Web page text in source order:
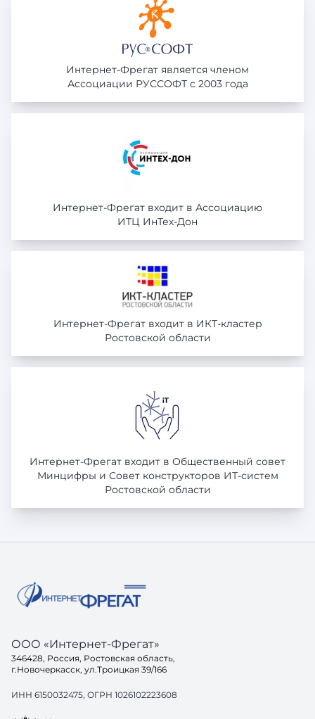
Интернет-Фрегат является членом
Ассоциации РУССОФТ c 2003 года
Интернет-Фрегат входит в Ассоциацию
ИТЦ ИнТех-Дон
Интернет-Фрегат входит в ИКТ-кластер
Ростовской области
Интернет-Фрегат входит в Общественный совет
Минцифры и Совет конструкторов ИТ-систем
Ростовской области
ООО «Интернет-Фрегат»
346428, Россия, Ростовская область,
г.Новочеркасск, ул.Троицкая 39/166
ИНН 6150032475, ОГРН 1026102223608